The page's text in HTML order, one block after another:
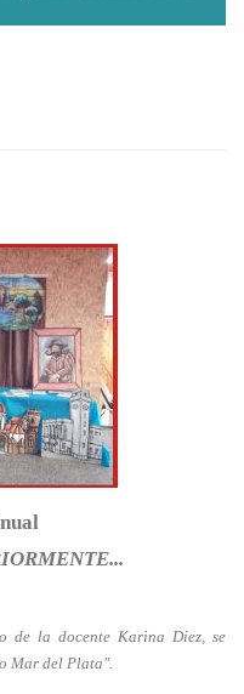
de la docente Karina Diez, se
Mar del Plata".